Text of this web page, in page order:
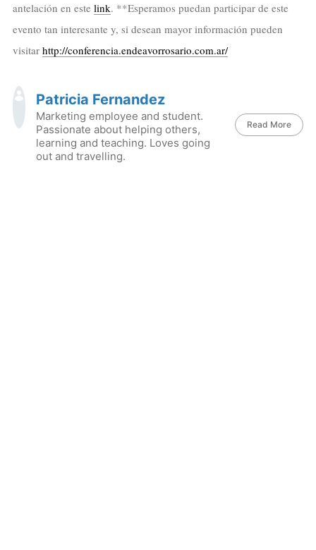
antelación en este link. **Esperamos puedan participar de este
evento tan interesante y, si desean mayor información pueden
visitar http://conferencia.endeavorrosario.com.ar/
Patricia Fernandez
Marketing employee and student.
Passionate about helping others,
learning and teaching. Loves going
out and travelling.
Read More